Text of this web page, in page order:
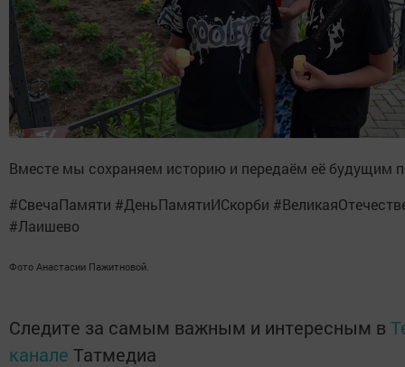
Вместе мы сохраняем историю и передаём её будущим
#СвечаПамяти #ДеньПамятиИСкорби
#Лаишево
Фото Анастасии Пажитновой.
Следите за самым важным и интересным в
канале Татмедиа